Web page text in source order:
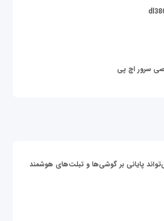
سرور اچ پی
پایانی بر گوشی‌ها و تبلت‌های هوشمند